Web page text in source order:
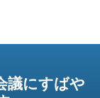
にすばや